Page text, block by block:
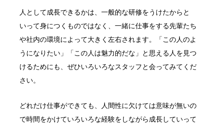
人として成長できるかは、一般的な研修をうけたからと
いって身につくものではなく、一緒に仕事をする先輩たち
や社内の環境によって大きく左右されます。「この人のよ
うになりたい」「この人は魅力的だな」と思える人を見つ
けるためにも、ぜひいろいろなスタッフと会ってみてくだ
さい。
どれだけ仕事ができても、人間性に欠けては意味が無いの
で時間をかけていろいろな経験をしながら成長していって